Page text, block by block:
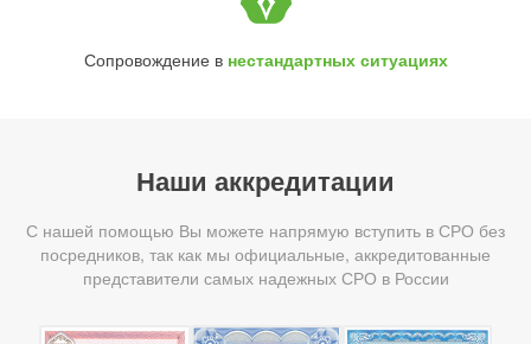
Сопровождение в нестандартных ситуациях
Наши аккредитации
С нашей помощью Вы можете напрямую вступить в СРО без
посредников, так как мы официальные, аккредитованные
представители самых надежных СРО в России